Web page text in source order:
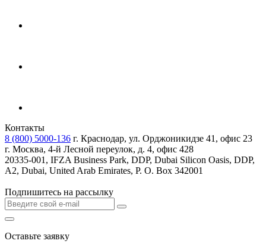
Контакты
8 (800) 5000-136 г. Краснодар, ул. Орджоникидзе 41, офис 23
г. Москва, 4-й Лесной переулок, д. 4, офис 428
20335-001, IFZA Business Park, DDP, Dubai Silicon Oasis, DDP,
A2, Dubai, United Arab Emirates, P. O. Box 342001
Подпишитесь на рассылку
Оставьте заявку